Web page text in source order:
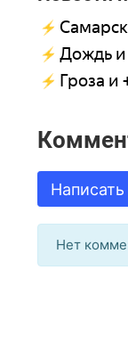
Дождь и
Гроза и
Нет